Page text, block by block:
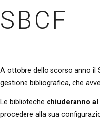
SBCF
A ottobre dello scorso anno il
gestione bibliografica, che
Le biblioteche chiuderanno
procedere alla sua